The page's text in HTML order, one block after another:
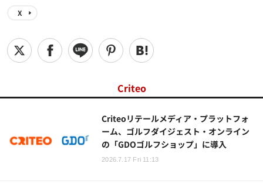
X
Criteo
Criteoリテールメディア・プラットフォ
ーム、ゴルフダイジェスト・オンライン
の「GDOゴルフショップ」に導入
2026.7.17 Fri 11:13